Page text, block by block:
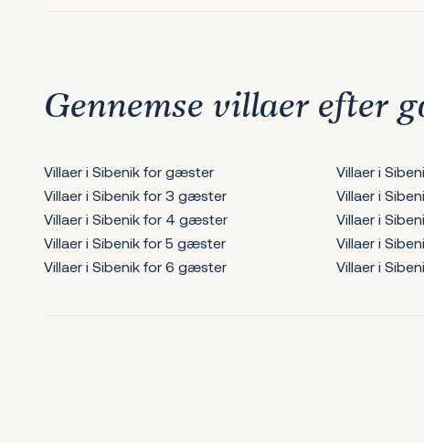
Gennemse villaer efter
Villaer i Sibenik for gæster
Villaer i Sibenik for 3 gæster
Villaer i Sibenik for 4 gæster
Villaer i Sibenik for 5 gæster
Villaer i Sibenik for 6 gæster
Villaer i
Villaer i
Villaer i
Villaer i
Villaer i